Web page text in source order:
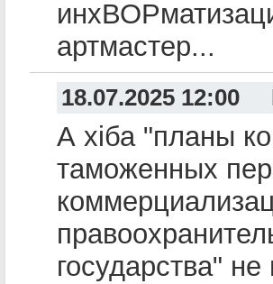
артмастер...
18.07.2025 12:00
А хіба "планы
таможенных
государства" не